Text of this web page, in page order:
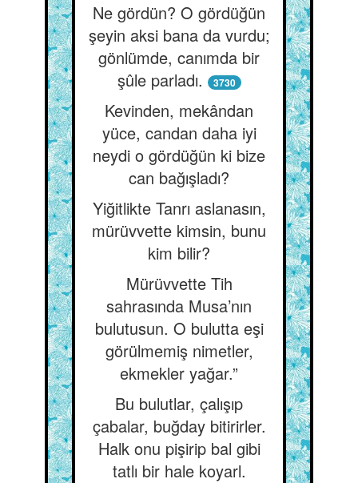
Ne gördün? O gördüğün
şeyin aksi bana da vurdu;
gönlümde, canımda bir
şûle parladı.
3730
Kevinden, mekândan
yüce, candan daha iyi
neydi o gördüğün ki bize
can bağışladı?
Yiğitlikte Tanrı aslanasın,
mürüvvette kimsin, bunu
kim bilir?
Mürüvvette Tih
sahrasında Musa’nın
bulutusun. O bulutta eşi
görülmemiş nimetler,
ekmekler yağar.”
Bu bulutlar, çalışıp
çabalar, buğday bitirirler.
Halk onu pişirip bal gibi
tatlı bir hale koyarl.